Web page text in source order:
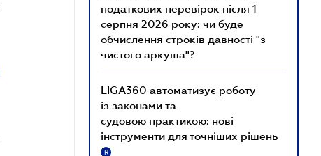
податкових перевірок після 1
серпня 2026 року: чи буде
обчислення строків давності "з
чистого аркуша"?
LIGA360 автоматизує роботу
із законами та
судовою практикою: нові
інструменти для точніших рішень
R